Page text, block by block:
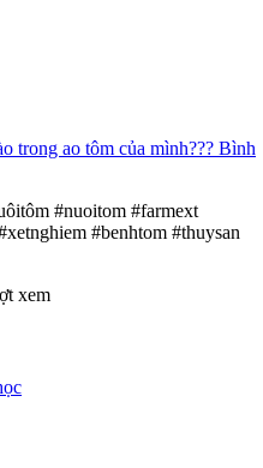
trong ao tôm của mình??? Bình
#nuoitom #farmext
#benhtom #thuysan
xem